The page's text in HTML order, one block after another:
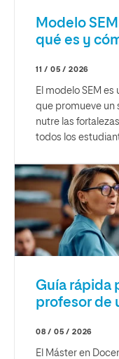
Modelo
qué es y
11 / 05 / 2026
El modelo SEM
que promueve un
nutre las
todos los
Guía rápida
profesor de
08 / 05 / 2026
El Máster en